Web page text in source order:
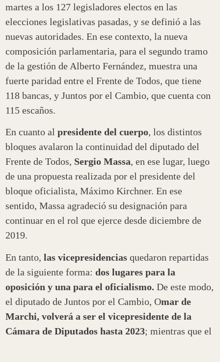
martes a los 127 legisladores electos en las
elecciones legislativas pasadas, y se definió a las
nuevas autoridades. En ese contexto, la nueva
composición parlamentaria, para el segundo tramo
de la gestión de Alberto Fernández, muestra una
fuerte paridad entre el Frente de Todos, que tiene
118 bancas, y Juntos por el Cambio, que cuenta con
115 escaños.
En cuanto alpresidente del cuerpo, los distintos
bloques avalaron la continuidad del diputado del
Frente de Todos, Sergio Massa, en ese lugar, luego
de una propuesta realizada por el presidente del
bloque oficialista, Máximo Kirchner. En ese
sentido, Massa agradeció su designación para
continuar en el rol que ejerce desde diciembre de
2019.
En tanto, las vicepresidencias quedaron repartidas
de la siguiente forma:dos lugares para la
oposición y una para el oficialismo. De este modo,
el diputado de Juntos por el Cambio, Omar de
Marchi, volverá a ser el vicepresidente de la
Cámara de Diputados hasta 2023; mientras que el